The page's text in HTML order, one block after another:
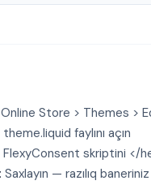
Online Store > Themes >
theme.liquid faylını açın
FlexyConsent skriptini </
Saxlayın — razılıq